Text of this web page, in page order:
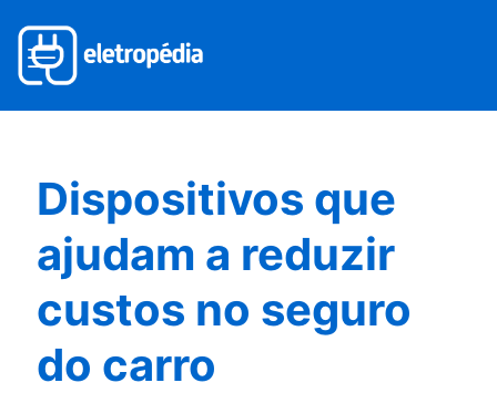
Dispositivos que
ajudam a reduzir
custos no seguro
do carro